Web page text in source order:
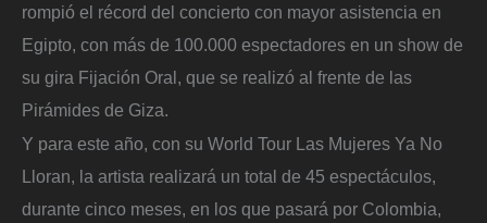
rompió el récord del concierto con mayor asistencia en
Egipto, con más de 100.000 espectadores en un show de
su gira Fijación Oral, que se realizó al frente de las
Pirámides de Giza.
Y para este año, con su World Tour Las Mujeres Ya No
Lloran, la artista realizará un total de 45 espectáculos,
durante cinco meses, en los que pasará por Colombia,